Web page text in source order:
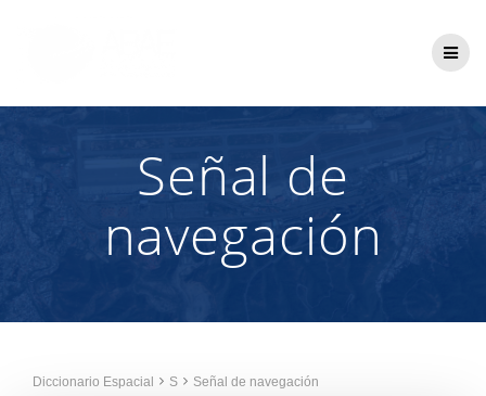
Señal de
navegación
Diccionario Espacial S Señal de navegación